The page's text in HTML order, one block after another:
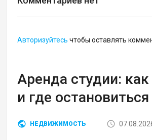
Авторизуйтесь чтобы оставлять
Аренда студии:
и где остановиться
НЕДВИЖИМОСТЬ